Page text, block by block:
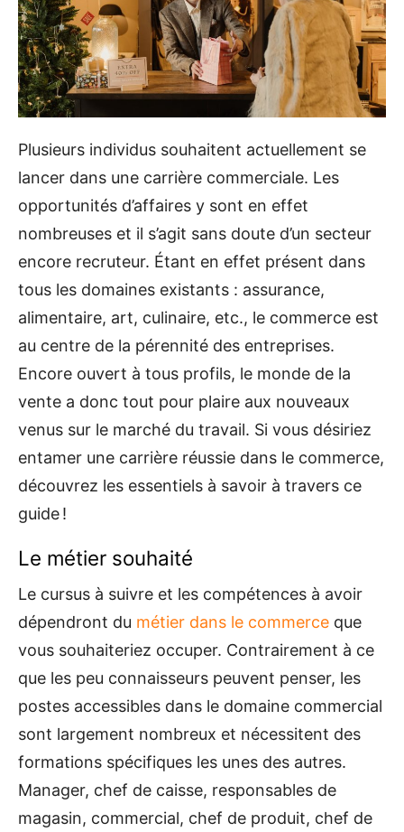
Plusieurs individus souhaitent actuellement se
lancer dans une carrière commerciale. Les
opportunités d’affaires y sont en effet
nombreuses et il s’agit sans doute d’un secteur
encore recruteur. Étant en effet présent dans
tous les domaines existants : assurance,
alimentaire, art, culinaire, etc., le commerce est
au centre de la pérennité des entreprises.
Encore ouvert à tous profils, le monde de la
vente a donc tout pour plaire aux nouveaux
venus sur le marché du travail. Si vous désiriez
entamer une carrière réussie dans le commerce,
découvrez les essentiels à savoir à travers ce
guide !
Le métier souhaité
Le cursus à suivre et les compétences à avoir
dépendront du métier dans le commerce que
vous souhaiteriez occuper. Contrairement à ce
que les peu connaisseurs peuvent penser, les
postes accessibles dans le domaine commercial
sont largement nombreux et nécessitent des
formations spécifiques les unes des autres.
Manager, chef de caisse, responsables de
magasin, commercial, chef de produit, chef de